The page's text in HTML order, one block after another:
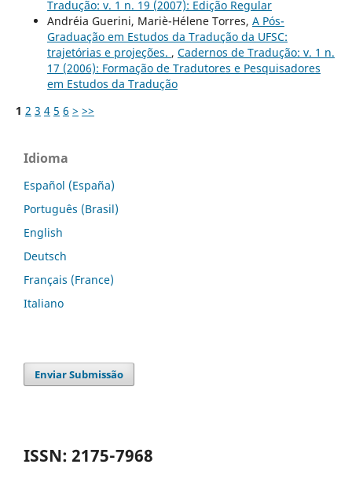
Tradução: v. 1 n. 19 (2007): Edição Regular
Andréia Guerini, Mariè-Hélene Torres, A Pós-
Graduação em Estudos da Tradução da UFSC:
trajetórias e projeções. , Cadernos de Tradução: v. 1 n.
17 (2006): Formação de Tradutores e Pesquisadores
em Estudos da Tradução
1 2 3 4 5 6 > >>
Idioma
Español (España)
Português (Brasil)
English
Deutsch
Français (France)
Italiano
Enviar Submissão
ISSN: 2175-7968